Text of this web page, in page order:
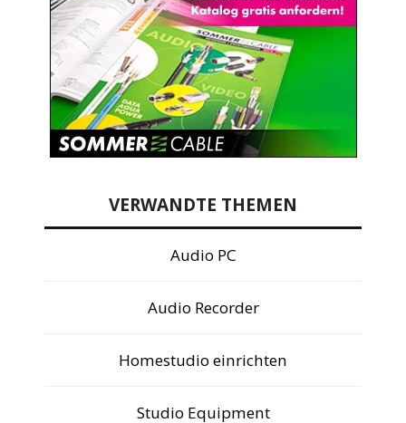
VERWANDTE THEMEN
Audio PC
Audio Recorder
Homestudio einrichten
Studio Equipment